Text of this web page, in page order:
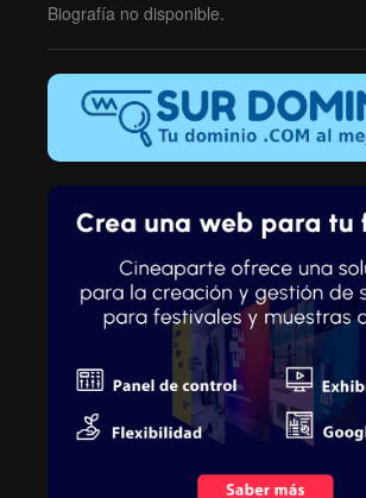
Biografía no disponible.